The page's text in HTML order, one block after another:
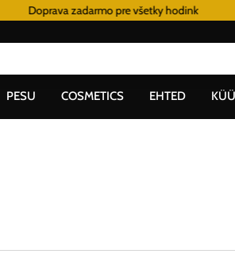
zadarmo pre všetky hodinky od 80€
PESU COSMETICS EHTED